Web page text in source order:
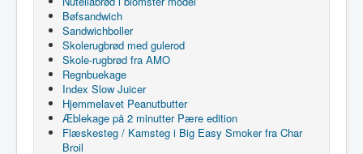
Bøfsandwich
Sandwichboller
Skolerugbrød med gulerod
Skole-rugbrød fra AMO
Regnbuekage
Index Slow Juicer
Hjemmelavet Peanutbutter
Æblekage på 2 minutter Pære edition
Flæskesteg / Kamsteg i Big Easy Smoker fra Char
Broil